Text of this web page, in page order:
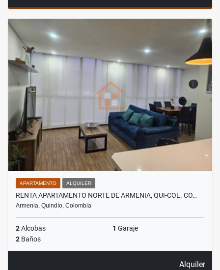
APARTAMENTO ALQUILER
RENTA APARTAMENTO NORTE DE ARMENIA, QUI-COL. CO…
Armenia, Quindío, Colombia
2Alcobas 1 Garaje
2 Baños
Alquiler